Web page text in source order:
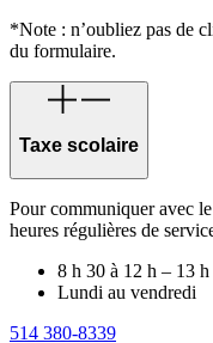
*Note : n’oubliez pas de
du formulaire.
Taxe scolaire
Pour communiquer avec
heures régulières de
8 h 30 à 12 h – 13 h
Lundi au vendredi
514 380-8339